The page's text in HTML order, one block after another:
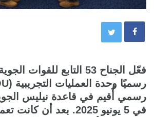
فعّل الجناح 53 التابع للقوات
رسمي أُقيم في قاعدة نيليس الجوية
في 5 يونيو 2025. بعد أن